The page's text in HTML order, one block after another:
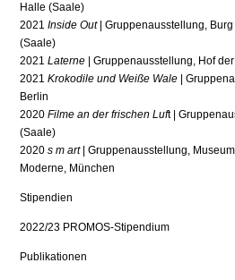
Halle (Saale)
2021Inside Out| Gruppenausstellung,
(Saale)
2021Laterne | Gruppenausstellung, Hof
2021Krokodile und Weiße Wale |
Berlin
2020Filme an der frischen Luft |
(Saale)
2020s m art| Gruppenausstellung,
Moderne, München
Stipendien
2022/23 PROMOS-Stipendium
Publikationen